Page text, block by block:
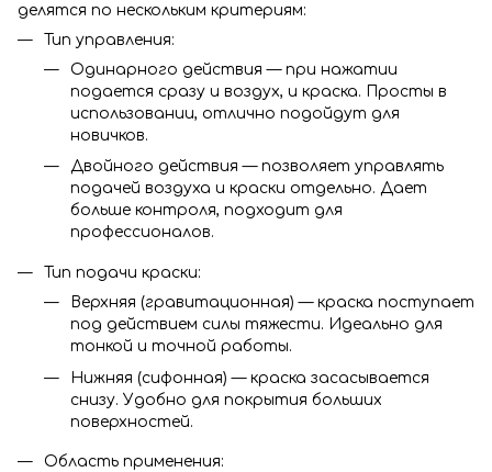
делятся по нескольким критериям:
Тип управления:
Одинарного действия — при нажатии
подается сразу и воздух, и краска. Просты в
использовании, отлично подойдут для
новичков.
Двойного действия — позволяет управлять
подачей воздуха и краски отдельно. Дает
больше контроля, подходит для
профессионалов.
Тип подачи краски:
Верхняя (гравитационная) — краска поступает
под действием силы тяжести. Идеально для
тонкой и точной работы.
Нижняя (сифонная) — краска засасывается
снизу. Удобно для покрытия больших
поверхностей.
Область применения: